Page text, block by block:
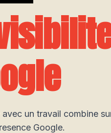
un travail combine
Google.